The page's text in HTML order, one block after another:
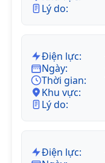
Lý do:
Điện lực:
Ngày:
Thời gian:
Khu vực:
Lý do:
Điện lực: